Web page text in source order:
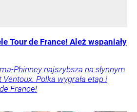
Tour de France! Ależ wspaniały
Phinney najszybsza na słynnym
Polka wygrała etap i
France!